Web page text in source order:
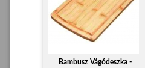
Bambusz Vágódeszka -